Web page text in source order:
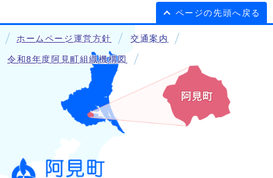
ページの先頭へ戻る
ホームページ運営方針 交通案内
令和8年度阿見町組織機構図